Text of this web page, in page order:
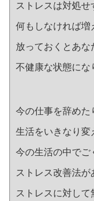
ストレスは対処せ
何もしなければ増
放っておくとあな
不健康な状態にな
今の仕事を辞めた
生活をいきなり変
今の生活の中でご
ストレス改善法が
ストレスに対して